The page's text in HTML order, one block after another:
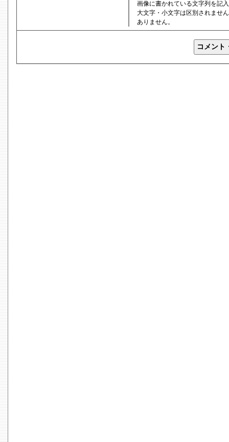
画像に書かれている文字列を記
大文字・小文字は区別されませ
ありません。
コメント